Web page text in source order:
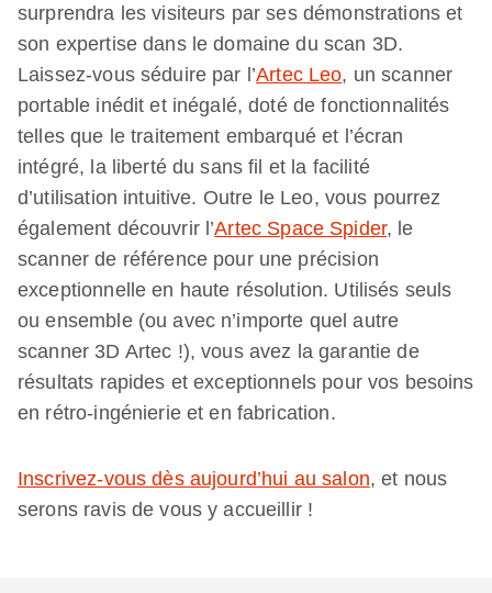
surprendra les visiteurs par ses démonstrations et
son expertise dans le domaine du scan 3D.
Laissez-vous séduire par l’Artec Leo, un scanner
portable inédit et inégalé, doté de fonctionnalités
telles que le traitement embarqué et l’écran
intégré, la liberté du sans fil et la facilité
d’utilisation intuitive. Outre le Leo, vous pourrez
également découvrir l’Artec Space Spider, le
scanner de référence pour une précision
exceptionnelle en haute résolution. Utilisés seuls
ou ensemble (ou avec n’importe quel autre
scanner 3D Artec !), vous avez la garantie de
résultats rapides et exceptionnels pour vos besoins
en rétro-ingénierie et en fabrication.
Inscrivez-vous dès aujourd’hui au salon, et nous
serons ravis de vous y accueillir !